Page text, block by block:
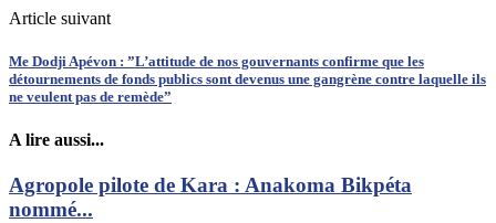
Article suivant
Me Dodji Apévon : ”L’attitude de nos gouvernants confirme que les
détournements de fonds publics sont devenus une gangrène contre laquelle ils
ne veulent pas de remède”
A lire aussi...
Agropole pilote de Kara : Anakoma Bikpéta
nommé...